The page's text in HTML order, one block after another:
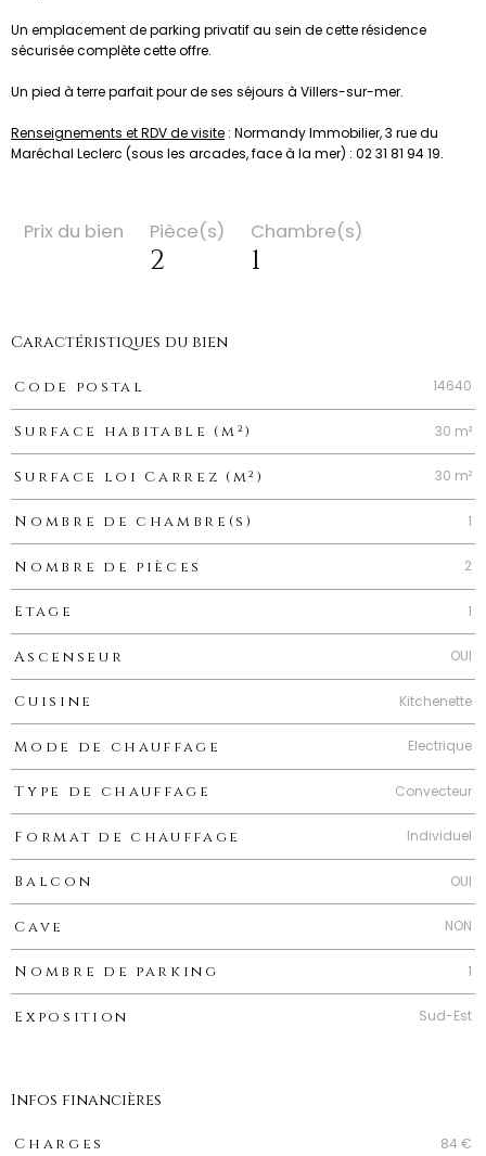
Un emplacement de parking privatif au sein de cette résidence
sécurisée complète cette offre.
Un pied à terre parfait pour de ses séjours à Villers-sur-mer.
Renseignements et RDV de visite : Normandy Immobilier, 3 rue du
Maréchal Leclerc (sous les arcades, face à la mer) : 02 31 81 94 19.
Prix du bien Pièce(s)
2
Chambre(s)
1
Caractéristiques du bien
Caractéristiques Valeurs
Code postal 14640
Surface habitable (m²) 30 m²
Surface loi Carrez (m²) 30 m²
Nombre de chambre(s) 1
Nombre de pièces 2
Etage 1
Ascenseur OUI
Cuisine Kitchenette
Mode de chauffage Electrique
Type de chauffage Convecteur
Format de chauffage Individuel
Balcon OUI
Cave NON
Nombre de parking 1
Exposition Sud-Est
Infos financières
Caractéristiques
Charges 84 €